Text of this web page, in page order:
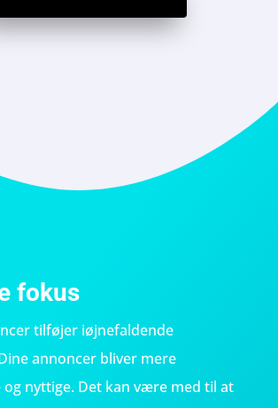
fokus
tilføjer iøjnefaldende
annoncer bliver mere
nyttige. Det kan være med til at